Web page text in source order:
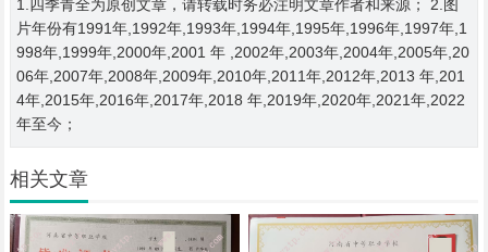
1.四季青全为原创文章，请转载时务必注明文章作者和来源； 2.图
片年份有1991年,1992年,1993年,1994年,1995年,1996年,1997年,1
998年,1999年,2000年,2001 年 ,2002年,2003年,2004年,2005年,20
06年,2007年,2008年,2009年,2010年,2011年,2012年,2013 年,201
4年,2015年,2016年,2017年,2018 年,2019年,2020年,2021年,2022
年至今；
相关文章